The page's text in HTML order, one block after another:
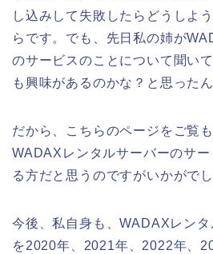
し込みして失敗したらどうしよ
らです。でも、先日私の姉が
のサービスのことについて聞い
も興味があるのかな？と思ったん
だから、こちらのページをご覧
WADAXレンタルサーバーのサ
る方だと思うのですがいかがで
今後、私自身も、WADAXレン
を2020年、2021年、2022年、